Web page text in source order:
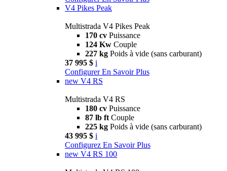
V4 Pikes Peak
Multistrada V4 Pikes Peak
170 cv Puissance
124 Kw Couple
227 kg Poids à vide (sans carburant)
37 995 $ i
Configurer En Savoir Plus
new V4 RS
Multistrada V4 RS
180 cv Puissance
87 lb ft Couple
225 kg Poids à vide (sans carburant)
43 995 $ i
Configurez En Savoir Plus
new V4 RS 100